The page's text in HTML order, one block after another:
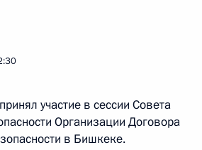
участие в сессии Совета
Организации Договора
в Бишкеке.